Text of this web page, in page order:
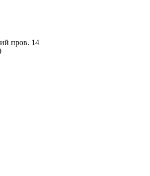
пров. 14